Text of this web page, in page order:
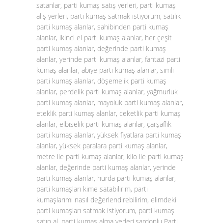
satanlar, parti kumaş satış yerleri, parti kumaş
alış yerleri, parti kumaş satmak istiyorum, satılık
parti kumaş alanlar, sahibinden parti kumaş
alanlar, ikinci el parti kumaş alanlar, her çeşit
parti kumaş alanlar, değerinde parti kumaş
alanlar, yerinde parti kumaş alanlar, fantazi parti
kumaş alanlar, abiye parti kumaş alanlar, simli
parti kumaş alanlar, döşemelik parti kumaş
alanlar, perdelik parti kumaş alanlar, yağmurluk
parti kumaş alanlar, mayoluk parti kumaş alanlar,
eteklik parti kumaş alanlar, ceketlik parti kumaş
alanlar, elbiselik parti kumaş alanlar, çarşaflık
parti kumaş alanlar, yüksek fiyatlara parti kumaş
alanlar, yüksek paralara parti kumaş alanlar,
metre ile parti kumaş alanlar, kilo ile parti kumaş
alanlar, değerinde parti kumaş alanlar, yerinde
parti kumaş alanlar, hurda parti kumaş alanlar,
parti kumaşları kime satabilirim, parti
kumaşlarımı nasıl değerlendirebilirim, elimdeki
parti kumaşları satmak istiyorum, parti kumaş